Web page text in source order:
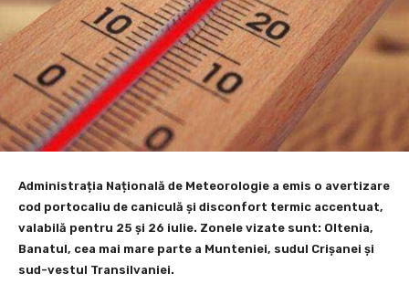
Administrația Națională de Meteorologie a emis o avertizare
cod portocaliu de caniculă și disconfort termic accentuat,
valabilă pentru 25 și 26 iulie. Zonele vizate sunt: Oltenia,
Banatul, cea mai mare parte a Munteniei, sudul Crișanei și
sud-vestul Transilvaniei.